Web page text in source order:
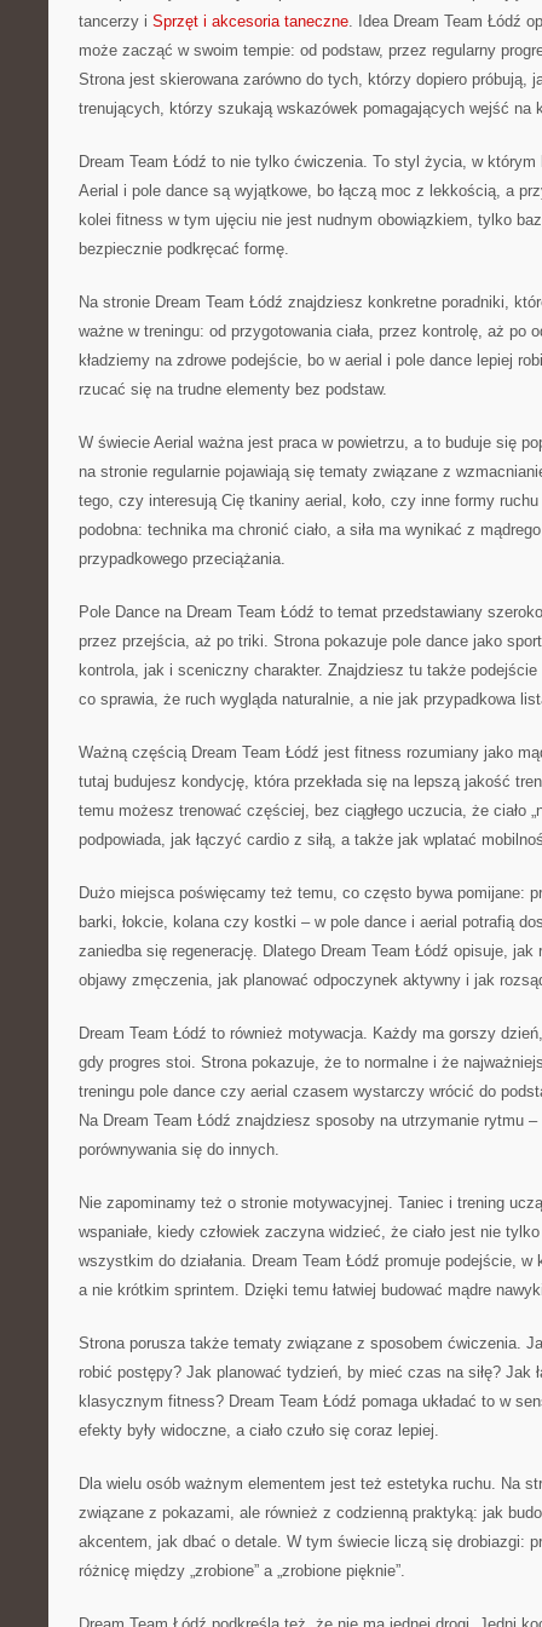
tancerzy i Sprzęt i akcesoria taneczne. Idea Dream Team Łódź
może zacząć w swoim tempie: od podstaw, przez regularny
Strona jest skierowana zarówno do tych, którzy dopiero próbują,
trenujących, którzy szukają wskazówek pomagających wejść na
Dream Team Łódź to nie tylko ćwiczenia. To styl życia, w
Aerial i pole dance są wyjątkowe, bo łączą moc z lekkością, a
kolei fitness w tym ujęciu nie jest nudnym obowiązkiem, tylko
bezpiecznie podkręcać formę.
Na stronie Dream Team Łódź znajdziesz konkretne poradniki,
ważne w treningu: od przygotowania ciała, przez kontrolę, aż po
kładziemy na zdrowe podejście, bo w aerial i pole dance lepiej
rzucać się na trudne elementy bez podstaw.
W świecie Aerial ważna jest praca w powietrzu, a to buduje się
na stronie regularnie pojawiają się tematy związane z
tego, czy interesują Cię tkaniny aerial, koło, czy inne formy
podobna: technika ma chronić ciało, a siła ma wynikać z
przypadkowego przeciążania.
Pole Dance na Dream Team Łódź to temat przedstawiany
przez przejścia, aż po triki. Strona pokazuje pole dance jako
kontrola, jak i sceniczny charakter. Znajdziesz tu także
co sprawia, że ruch wygląda naturalnie, a nie jak przypadkowa
Ważną częścią Dream Team Łódź jest fitness rozumiany jako
tutaj budujesz kondycję, która przekłada się na lepszą jakość
temu możesz trenować częściej, bez ciągłego uczucia, że ciało
podpowiada, jak łączyć cardio z siłą, a także jak wplatać
Dużo miejsca poświęcamy też temu, co często bywa pomijane:
barki, łokcie, kolana czy kostki – w pole dance i aerial potrafią
zaniedba się regenerację. Dlatego Dream Team Łódź opisuje, jak
objawy zmęczenia, jak planować odpoczynek aktywny i jak
Dream Team Łódź to również motywacja. Każdy ma gorszy
gdy progres stoi. Strona pokazuje, że to normalne i że
treningu pole dance czy aerial czasem wystarczy wrócić do
Na Dream Team Łódź znajdziesz sposoby na utrzymanie rytmu
porównywania się do innych.
Nie zapominamy też o stronie motywacyjnej. Taniec i trening
wspaniałe, kiedy człowiek zaczyna widzieć, że ciało jest nie
wszystkim do działania. Dream Team Łódź promuje podejście,
a nie krótkim sprintem. Dzięki temu łatwiej budować mądre
Strona porusza także tematy związane z sposobem ćwiczenia.
robić postępy? Jak planować tydzień, by mieć czas na siłę? Jak
klasycznym fitness? Dream Team Łódź pomaga układać to w
efekty były widoczne, a ciało czuło się coraz lepiej.
Dla wielu osób ważnym elementem jest też estetyka ruchu. Na
związane z pokazami, ale również z codzienną praktyką: jak
akcentem, jak dbać o detale. W tym świecie liczą się drobiazgi:
różnicę między „zrobione” a „zrobione pięknie”.